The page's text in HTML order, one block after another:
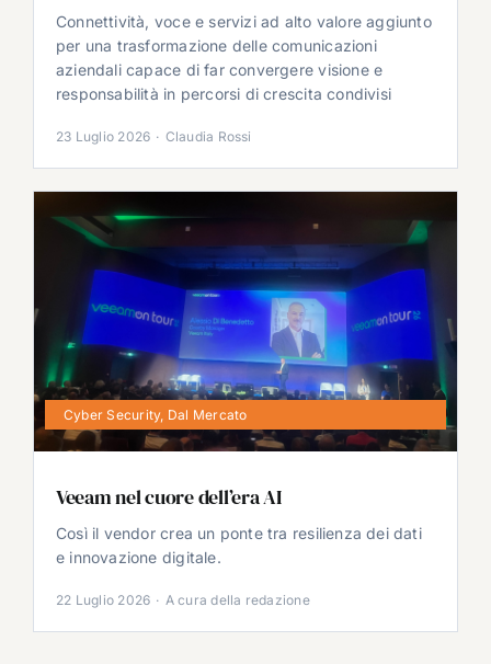
Connettività, voce e servizi ad alto valore aggiunto
per una trasformazione delle comunicazioni
aziendali capace di far convergere visione e
responsabilità in percorsi di crescita condivisi
23 Luglio 2026 · Claudia Rossi
Cyber Security, Dal Mercato
Veeam nel cuore dell’era AI
Così il vendor crea un ponte tra resilienza dei dati
e innovazione digitale.
22 Luglio 2026 · A cura della redazione